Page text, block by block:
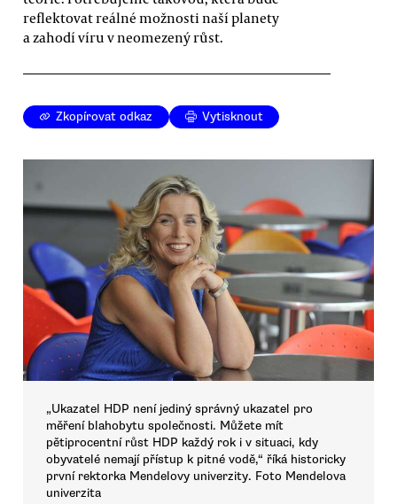
reflektovat reálné možnosti naší planety
a zahodí víru v neomezený růst.
Zkopírovat odkaz Vytisknout
„Ukazatel HDP není jediný správný ukazatel pro
měření blahobytu společnosti. Můžete mít
pětiprocentní růst HDP každý rok i v situaci, kdy
obyvatelé nemají přístup k pitné vodě,“ říká historicky
první rektorka Mendelovy univerzity. Foto Mendelova
univerzita